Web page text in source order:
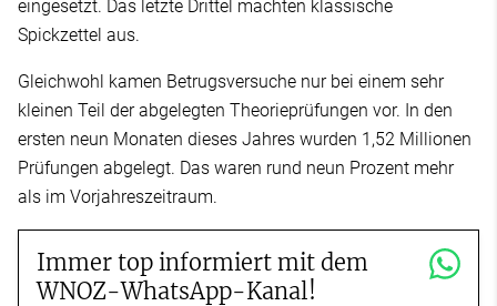
eingesetzt. Das letzte Drittel machten klassische
Spickzettel aus.
Gleichwohl kamen Betrugsversuche nur bei einem sehr
kleinen Teil der abgelegten Theorieprüfungen vor. In den
ersten neun Monaten dieses Jahres wurden 1,52 Millionen
Prüfungen abgelegt. Das waren rund neun Prozent mehr
als im Vorjahreszeitraum.
Immer top informiert mit dem
WNOZ-WhatsApp-Kanal!